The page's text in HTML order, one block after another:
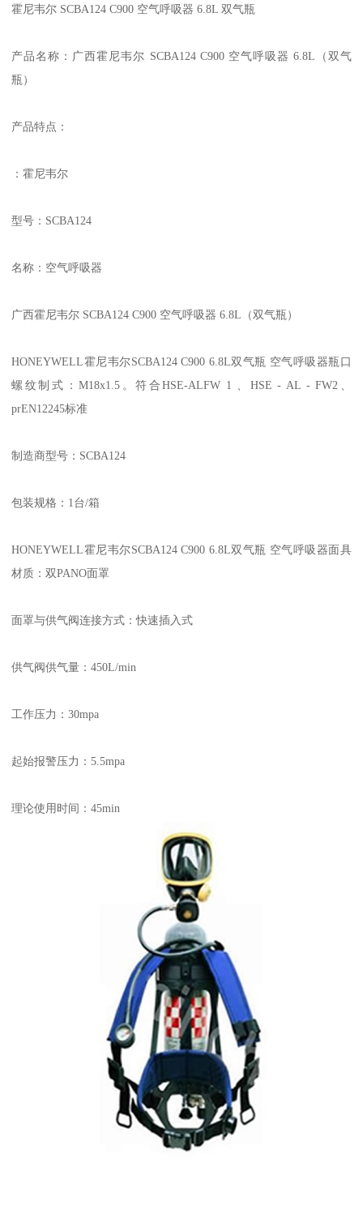
霍尼韦尔 SCBA124 C900 空气呼吸器 6.8L 双气瓶
产品名称：广西霍尼韦尔 SCBA124 C900 空气呼吸器 6.8L（双气
瓶）
产品特点：
：霍尼韦尔
型号：SCBA124
名称：空气呼吸器
广西霍尼韦尔 SCBA124 C900 空气呼吸器 6.8L（双气瓶）
HONEYWELL霍尼韦尔SCBA124 C900 6.8L双气瓶 空气呼吸器瓶口
螺纹制式：M18x1.5。符合HSE-ALFW 1 、HSE - AL - FW2、
prEN12245标准
制造商型号：SCBA124
包装规格：1台/箱
HONEYWELL霍尼韦尔SCBA124 C900 6.8L双气瓶 空气呼吸器面具
材质：双PANO面罩
面罩与供气阀连接方式：快速插入式
供气阀供气量：450L/min
工作压力：30mpa
起始报警压力：5.5mpa
理论使用时间：45min